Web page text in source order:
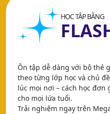
HỌC TẬP BẰNG
Ôn tập dễ dàng với bộ thẻ
theo từng lớp học và chủ
lúc mọi nơi – cách học
cho mọi lứa tuổi.
Trải nghiệm ngay trên